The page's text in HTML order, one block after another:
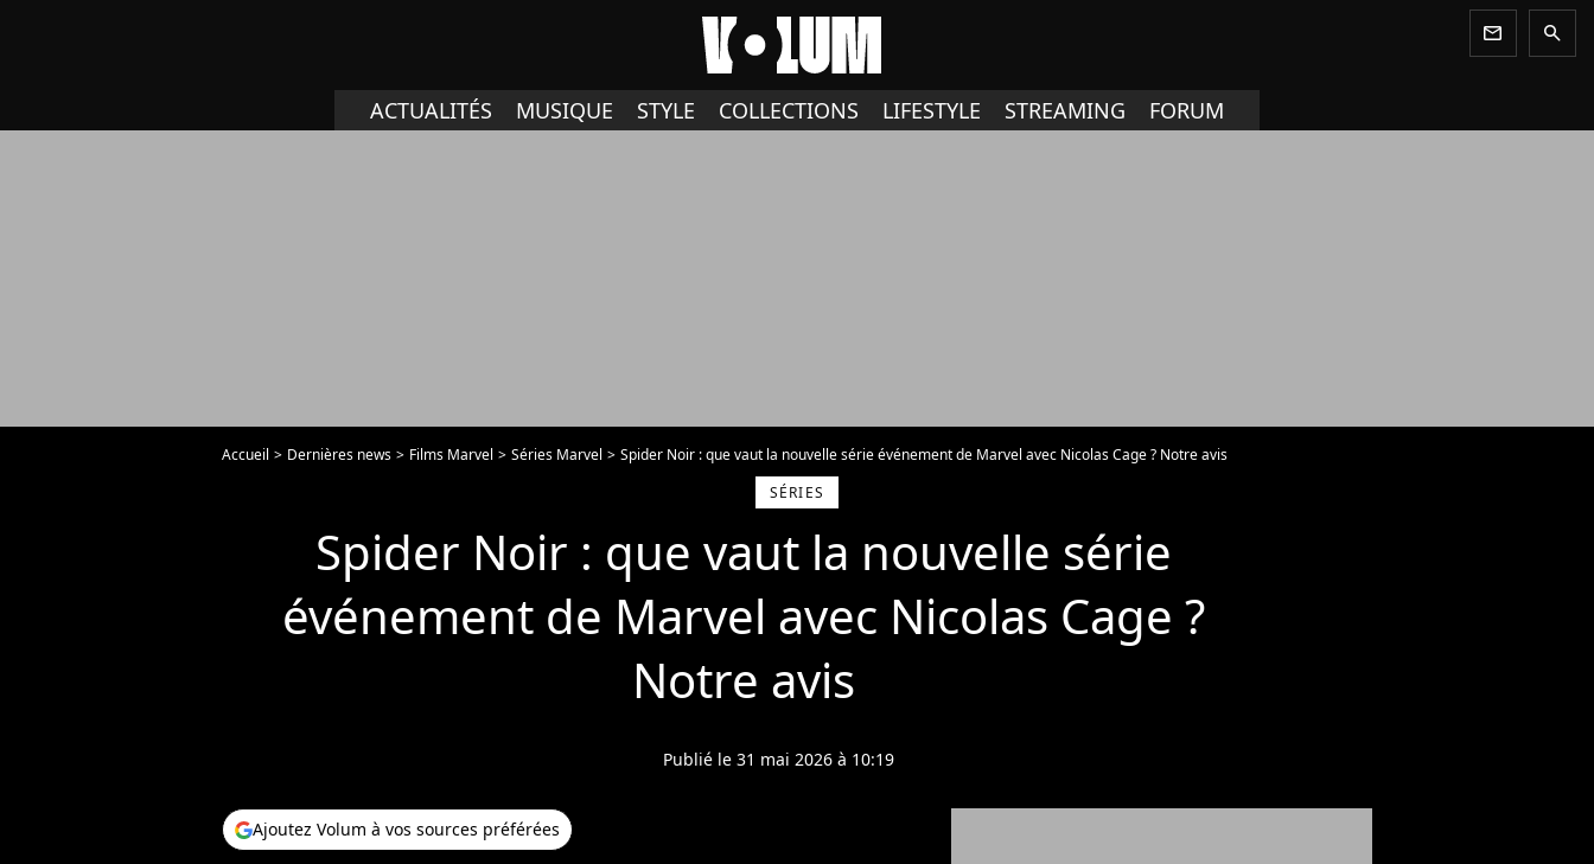
newsletter search
ACTUALITÉS MUSIQUE STYLE COLLECTIONS LIFESTYLE STREAMING FORUM
Accueil Dernières news Films Marvel Séries Marvel
Spider Noir : que vaut la nouvelle série événement de Marvel avec Nicolas Cage ? Notre avis
SÉRIES
Spider Noir : que vaut la nouvelle série
événement de Marvel avec Nicolas Cage ?
Notre avis
Publié le 31 mai 2026 à 10:19
Ajoutez Volum à vos sources préférées